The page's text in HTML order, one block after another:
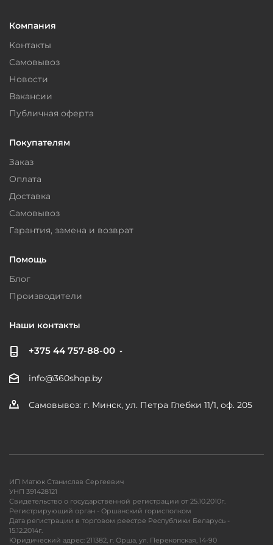
Компания
Контакты
Самовывоз
Новости
Вакансии
Публичная оферта
Покупателям
Заказ
Оплата
Доставка
Самовывоз
Гарантия, замена и возврат
Помощь
Блог
Производители
Наши контакты
+375 44 757-88-00
info@360shop.by
Самовывоз: г. Минск, ул. Петра Глебки 11/1, оф. 205
ИП Матюк Станислав Сергеевич
УНП 391428121
Свидетельство о государственной регистрации от 25.10.2010г.
Регистрирующий орган - Оршанский горисполком
Дата регистрации в торговом реестре Республики Беларусь -
15.12.2014г.
Юридический адрес: 211382, г. Орша, ул. Перекопская, 14-90